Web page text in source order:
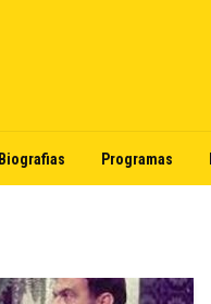
Biografias Programas